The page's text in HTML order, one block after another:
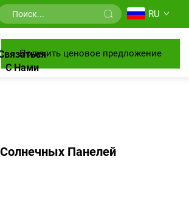
RU
С Нами
Получить ценовое предложение
Панелей